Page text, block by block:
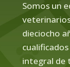
Somos un
dieciocho
integral de